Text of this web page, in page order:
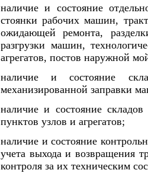
наличие и состояние
стоянки рабочих машин,
ожидающей ремонта,
разгрузки машин,
агрегатов, постов наружной
наличие и состояние
механизированной заправки
наличие и состояние
пунктов узлов и агрегатов;
наличие и состояние
учета выхода и возвращения
контроля за их техническим